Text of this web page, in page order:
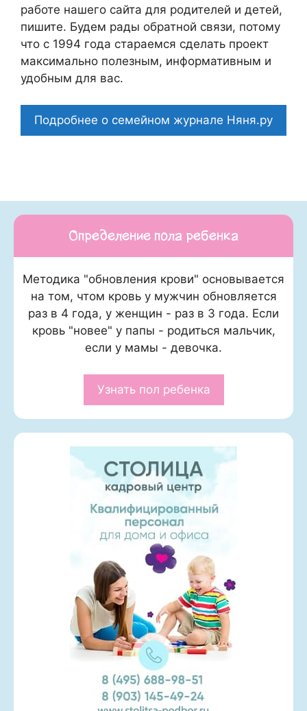
работе нашего сайта для родителей и детей,
пишите. Будем рады обратной связи, потому
что c 1994 года стараемся сделать проект
максимально полезным, информативным и
удобным для вас.
Подробнее о семейном журнале Няня.ру
Определение пола ребенка
Методика "обновления крови" основывается
на том, чтом кровь у мужчин обновляется
раз в 4 года, у женщин - раз в 3 года. Если
кровь "новее" у папы - родиться мальчик,
если у мамы - девочка.
Узнать пол ребенка